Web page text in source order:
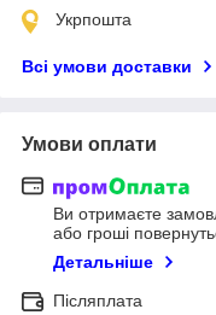
Укрпошта
Всі умови доставки
Умови оплати
Ви отримаєте
або гроші
Детальніше
Післяплата